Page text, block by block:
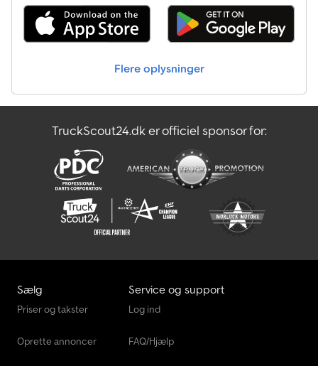
afhentning fra lager! Bestil telefonisk og hav ID-nummeret for
denne annonce klar, eller køb nemt døgnet rundt via: MAN. – FRE.
08.00 – 12.30 14.00 – 18.00 eller shop døgnet rundt på
Flere oplysninger
TruckScout24.dk er officiel sponsor for:
Sælg
Priser og takster
Oprette annoncer
Service og support
Log ind
FAQ/Hjælp